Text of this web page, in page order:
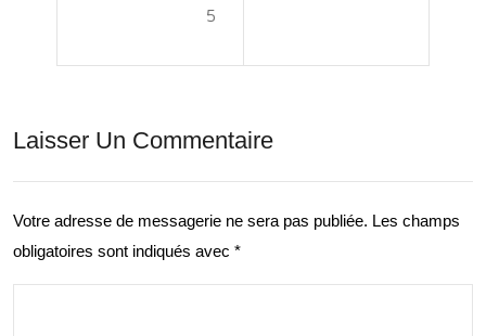
rt :
Un
er
Ess
enti
el
5
du
oir
et
de
Laisser Un Commentaire
Votre adresse de messagerie ne sera pas publiée. Les champs
obligatoires sont indiqués avec *